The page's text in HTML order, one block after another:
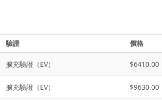
驗證 價格
擴充驗證（EV） $6410.00
擴充驗證（EV） $9630.00